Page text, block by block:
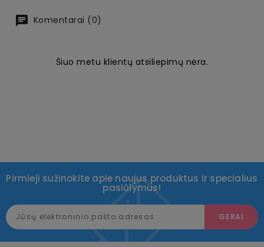
Komentarai (0)
Šiuo metu klientų atsiliepimų nėra.
Pirmieji sužinokite apie naujus produktus ir specialius
pasiūlymus!